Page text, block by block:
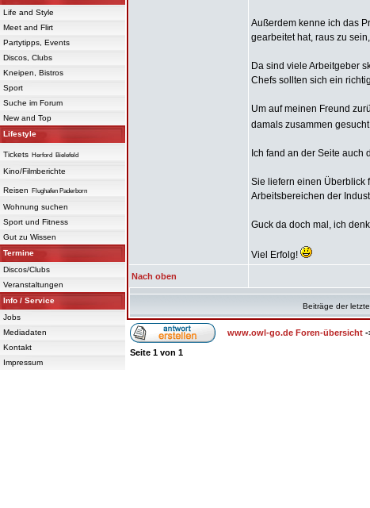
Life and Style
Meet and Flirt
Partytipps, Events
Discos, Clubs
Kneipen, Bistros
Sport
Suche im Forum
New and Top
Lifestyle
Tickets Herford Bielefeld
Kino/Filmberichte
Reisen Flughafen Paderborn
Wohnung suchen
Sport und Fitness
Gut zu Wissen
Termine
Discos/Clubs
Veranstaltungen
Info / Service
Jobs
Mediadaten
Kontakt
Impressum
Außerdem kenne ich das
gearbeitet hat, raus zu
Da sind viele Arbeitgeber
Chefs sollten sich ein
Um auf meinen Freund
damals zusammen
Ich fand an der Seite auch
Sie liefern einen Überblick
Arbeitsbereichen der
Guck da doch mal, ich
Viel Erfolg!
Nach oben
Beiträge der
www.owl-go.de Foren-übersicht -
Seite 1 von 1